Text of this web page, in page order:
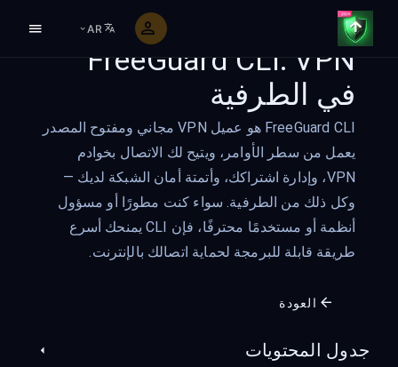
AR
FreeGuard CLI: VPN
في الطرفية
FreeGuard CLI هو عميل VPN مجاني ومفتوح المصدر
يعمل من سطر الأوامر، ويتيح لك الاتصال بخوادم
VPN، وإدارة اشتراكك، وأتمتة أمان الشبكة لديك —
وكل ذلك من الطرفية. سواء كنت مطورًا أو مسؤول
أنظمة أو مستخدمًا محترفًا، فإن CLI يمنحك أسرع
طريقة قابلة للبرمجة لحماية اتصالك بالإنترنت.
العودة
جدول المحتويات